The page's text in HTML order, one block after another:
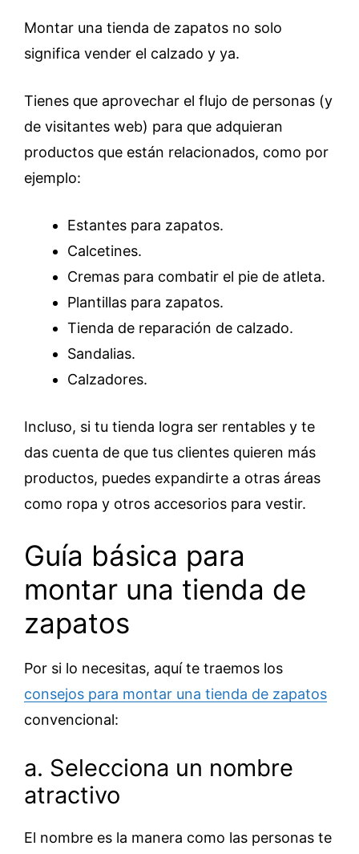
Montar una tienda de zapatos no solo
significa vender el calzado y ya.
Tienes que aprovechar el flujo de personas (y
de visitantes web) para que adquieran
productos que están relacionados, como por
ejemplo:
Estantes para zapatos.
Calcetines.
Cremas para combatir el pie de atleta.
Plantillas para zapatos.
Tienda de reparación de calzado.
Sandalias.
Calzadores.
Incluso, si tu tienda logra ser rentables y te
das cuenta de que tus clientes quieren más
productos, puedes expandirte a otras áreas
como ropa y otros accesorios para vestir.
Guía básica para
montar una tienda de
zapatos
Por si lo necesitas, aquí te traemos los
consejos para montar una tienda de zapatos
convencional:
a. Selecciona un nombre
atractivo
El nombre es la manera como las personas te